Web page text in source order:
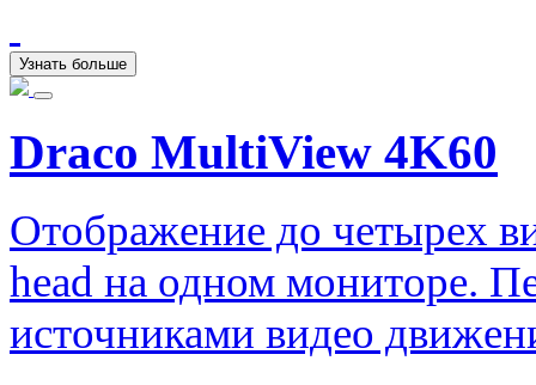
Узнать больше
Draco MultiView 4K60
Отображение до четырех
head на одном мониторе.
источниками видео